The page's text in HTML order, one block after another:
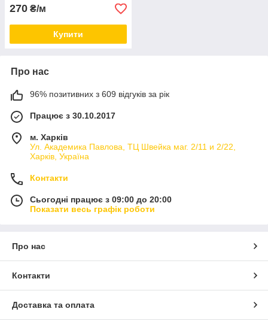
270 ₴/м
Купити
Про нас
96% позитивних з 609 відгуків за рік
Працює з 30.10.2017
м. Харків
Ул. Академика Павлова, ТЦ Швейка маг. 2/11 и 2/22,
Харків, Україна
Контакти
Сьогодні працює з 09:00 до 20:00
Показати весь графік роботи
Про нас
Контакти
Доставка та оплата